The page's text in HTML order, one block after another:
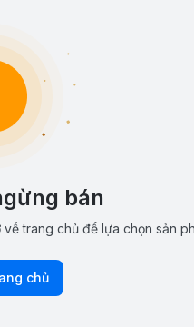
bán
trang chủ để lựa chọn sản
chủ